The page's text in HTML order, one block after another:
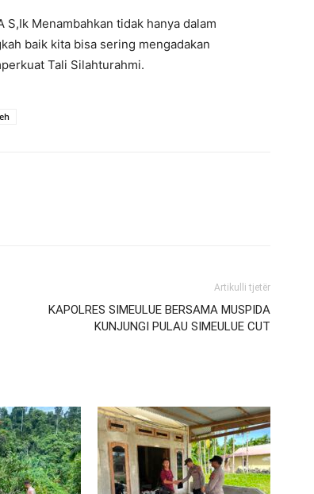
S,Ik Menambahkan tidak hanya dalam
baik kita bisa sering mengadakan
Tali Silahturahmi.
Artikulli tjetër
KAPOLRES SIMEULUE BERSAMA MUSPIDA
KUNJUNGI PULAU SIMEULUE CUT